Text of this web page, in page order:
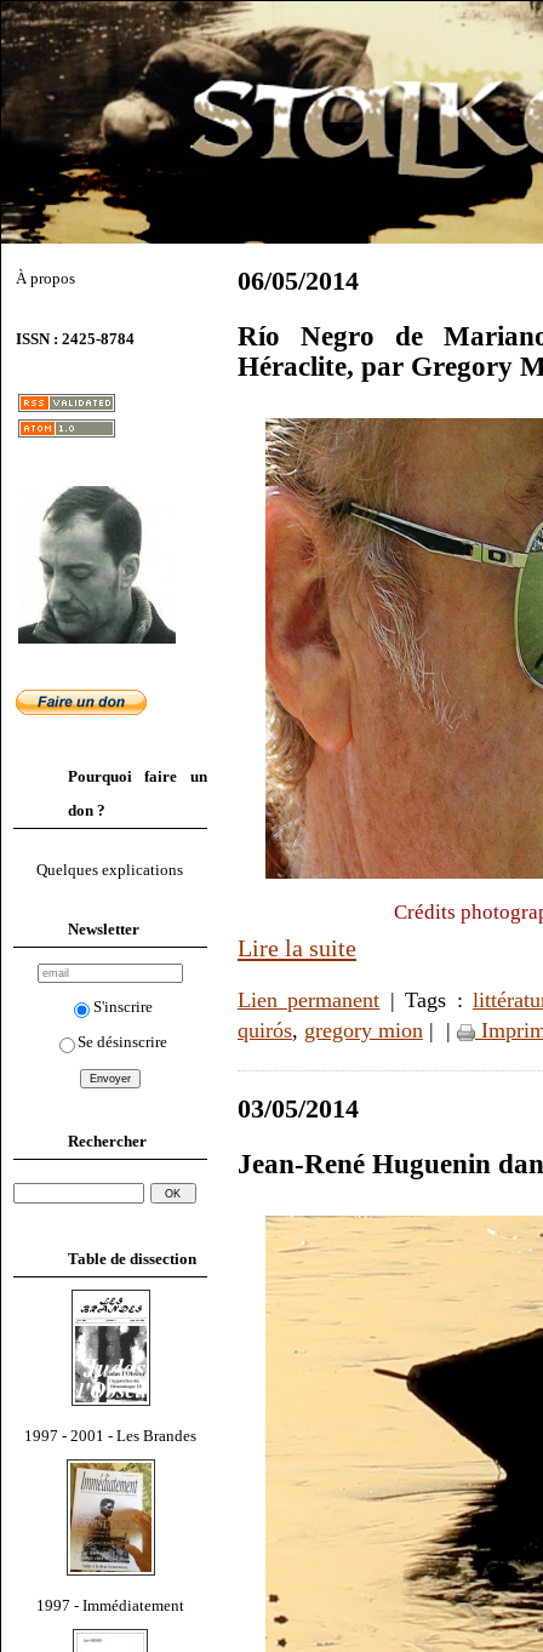
À propos
ISSN : 2425-8784
Pourquoi faire un
don ?
Quelques explications
Newsletter
S'inscrire
Se désinscrire
Rechercher
Table de dissection
1997 - 2001 - Les Brandes
1997 - Immédiatement
06/05/2014
Río Negro de
Héraclite, par Gregory
Crédits
Lire la suite
Lien permanent | Tags :
quirós, gregory mion | |
03/05/2014
Jean-René Huguenin